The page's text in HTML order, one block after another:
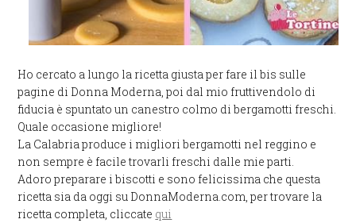
Ho cercato a lungo la ricetta giusta per fare il bis sulle
pagine di Donna Moderna, poi dal mio fruttivendolo di
fiducia è spuntato un canestro colmo di bergamotti freschi.
Quale occasione migliore!
La Calabria produce i migliori bergamotti nel reggino e
non sempre è facile trovarli freschi dalle mie parti.
Adoro preparare i biscotti e sono felicissima che questa
ricetta sia da oggi su DonnaModerna.com, per trovare la
ricetta completa, cliccate qui